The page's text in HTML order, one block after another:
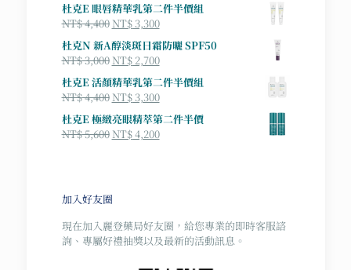
杜克E 眼唇精華乳第二件半價組
NT$4,400原
始
價
格：
NT$ 4,400。
NT$3,300目
前
價
格：
NT$ 3,300。
杜克N 新A醇淡斑日霜防曬 SPF50
NT$3,000原
始
價
格：
NT$ 3,000。
NT$2,700目
前
價
格：
NT$ 2,700。
杜克E 活顏精華乳第二件半價組
NT$4,400原
始
價
格：
NT$3,300目
前
價
格：
杜克E 極緻亮眼精萃第二件半價
NT$5,600原
NT$ 5,600。
NT$4,200目
加入好友圈
現在加入麗登藥局好友圈，給您專業的即時客服諮
詢、專屬好禮抽獎以及最新的活動訊息。